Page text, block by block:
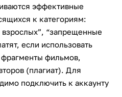
эффективные
к категориям:
взрослых”, “запрещенные
если использовать
фильмов,
(плагиат). Для
подключить к аккаунту